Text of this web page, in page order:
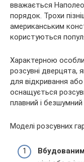
вважається
порядок. Трохи
американським
користуються
Характерною
розсувні дверцята,
для відкривання
оснащується
плавний і
Моделі розсувних